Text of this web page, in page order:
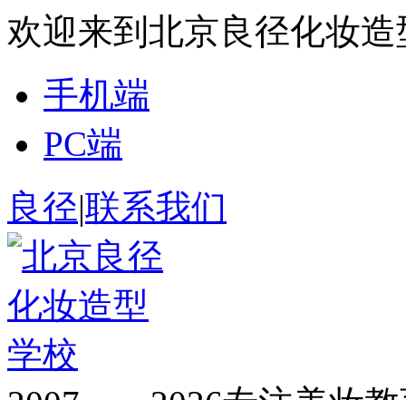
欢迎来到北京良径化妆
手机端
PC端
良径|联系我们